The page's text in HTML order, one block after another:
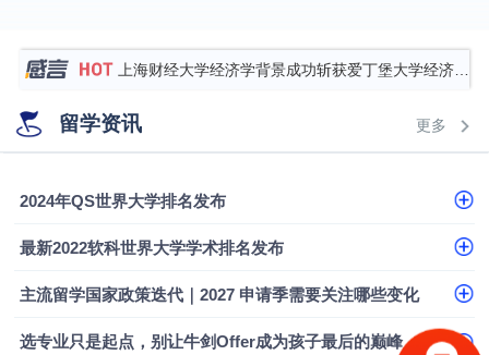
Offer
上海财经大学经济学背景成功斩获爱丁堡大学经济学
专科逆袭伦敦大学学院UCL录取案例解析
融会计硕士实录
​恭喜Z同学荣获剑桥大学录取
留学资讯 更多
2024年QS世界大学排名发布
最新2022软科世界大学学术排名发布
主流留学国家政策迭代｜2027 申请季需要关注哪些变化
选专业只是起点，别让牛剑Offer成为孩子最后的巅峰